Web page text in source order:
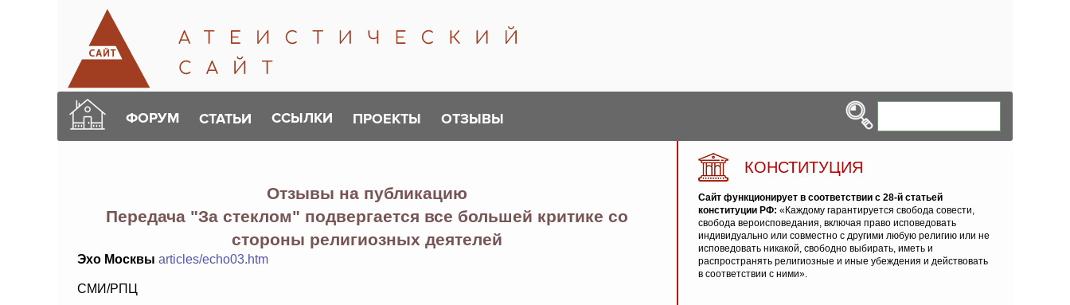
ФОРУМ СТАТЬИ ССЫЛКИ ПРОЕКТЫ ОТЗЫВЫ
Отзывы на публикацию
Передача "За стеклом" подвергается все большей критике со
стороны религиозных деятелей
Эхо Москвы articles/echo03.htm
СМИ/РПЦ
КОНСТИТУЦИЯ
Сайт функционирует в соответствии с 28-й статьей
конституции РФ: «Каждому гарантируется свобода совести,
свобода вероисповедания, включая право исповедовать
индивидуально или совместно с другими любую религию или не
исповедовать никакой, свободно выбирать, иметь и
распространять религиозные и иные убеждения и действовать
в соответствии с ними».